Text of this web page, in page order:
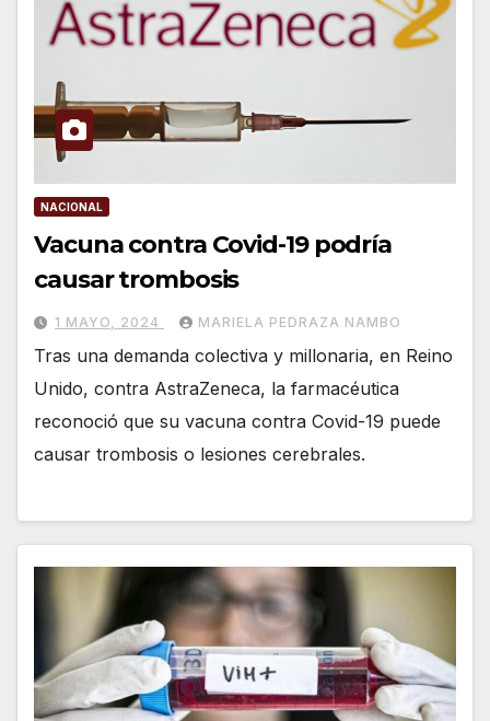
NACIONAL
Vacuna contra Covid-19 podría
causar trombosis
1 MAYO, 2024 MARIELA PEDRAZA NAMBO
Tras una demanda colectiva y millonaria, en Reino
Unido, contra AstraZeneca, la farmacéutica
reconoció que su vacuna contra Covid-19 puede
causar trombosis o lesiones cerebrales.